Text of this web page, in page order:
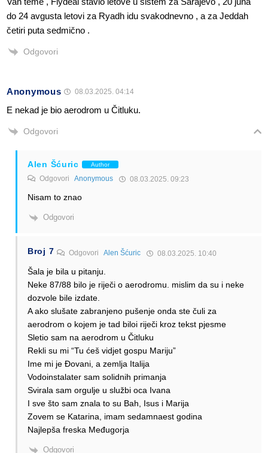
do 24 avgusta letovi za Ryadh idu svakodnevno , a za Jeddah
četiri puta sedmično .
Odgovori
Anonymous 08.03.2025. 04:14
E nekad je bio aerodrom u Čitluku.
Odgovori
Alen Šćuric Author
Odgovori Anonymous 08.03.2025. 09:23
Nisam to znao
Odgovori
Broj 7 OdgovoriAlen Šćuric 08.03.2025. 10:40
Šala je bila u pitanju.
Neke 87/88 bilo je riječi o aerodromu. mislim da su i neke
dozvole bile izdate.
A ako slušate zabranjeno pušenje onda ste čuli za
aerodrom o kojem je tad biloi riječi kroz tekst pjesme
Sletio sam na aerodrom u Čitluku
Rekli su mi “Tu ćeš vidjet gospu Mariju”
Ime mi je Đovani, a zemlja Italija
Vodoinstalater sam solidnih primanja
Svirala sam orgulje u službi oca Ivana
I sve što sam znala to su Bah, Isus i Marija
Zovem se Katarina, imam sedamnaest godina
Najlepša freska Međugorja
Odgovori